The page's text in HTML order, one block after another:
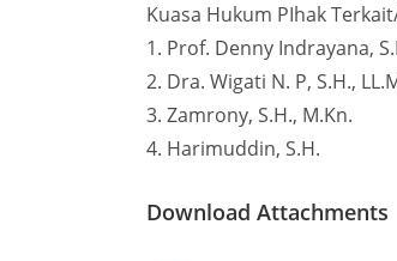
Kuasa Hukum PIhak
1. Prof. Denny Indrayana,
2. Dra. Wigati N. P, S.H.,
3. Zamrony, S.H., M.Kn.
4. Harimuddin, S.H.
Download Attachments